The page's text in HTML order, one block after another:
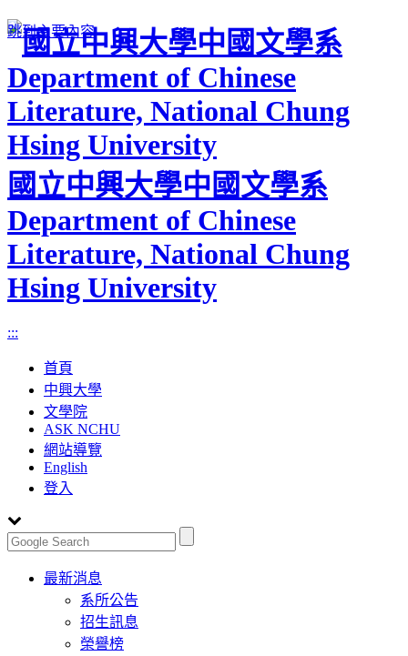
跳到主要內容
國立中興大學中國文學系
Department of Chinese
Literature, National Chung
Hsing University
:::
首頁
中興大學
文學院
ASK NCHU
網站導覽
English
登入
Toggle
navigation
最新消息
系所公告
招生訊息
榮譽榜